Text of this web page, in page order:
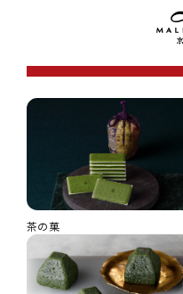
茶の菓